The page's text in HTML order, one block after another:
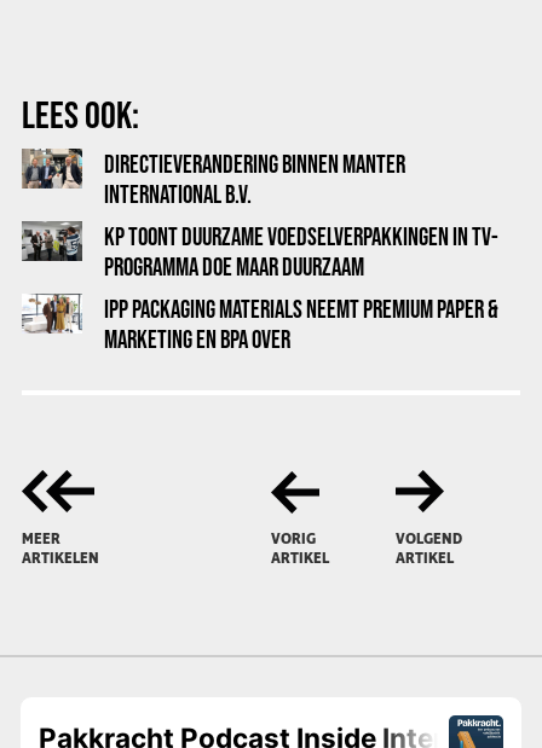
LEES OOK:
DIRECTIEVERANDERING BINNEN MANTER
INTERNATIONAL B.V.
KP TOONT DUURZAME VOEDSELVERPAKKINGEN IN TV-
PROGRAMMA DOE MAAR DUURZAAM
IPP PACKAGING MATERIALS NEEMT PREMIUM PAPER &
MARKETING EN BPA OVER
MEER
ARTIKELEN
VORIG
ARTIKEL
VOLGEND
ARTIKEL